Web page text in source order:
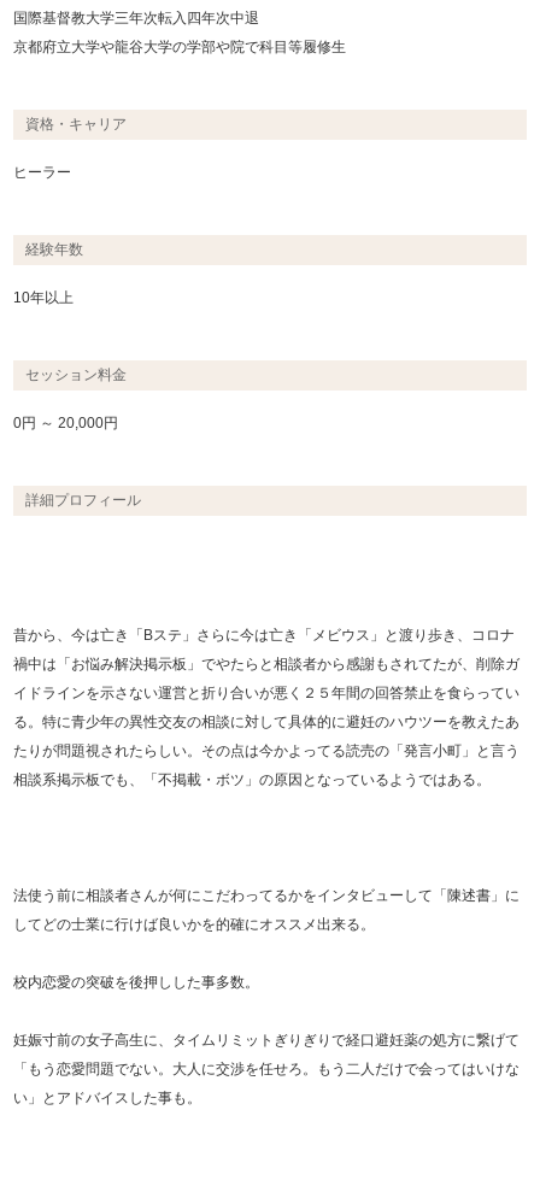
国際基督教大学三年次転入四年次中退
京都府立大学や龍谷大学の学部や院で科目等履修生
資格・キャリア
ヒーラー
経験年数
10年以上
セッション料金
0円 ～ 20,000円
詳細プロフィール
昔から、今は亡き「Bステ」さらに今は亡き「メビウス」と渡り歩き、コロナ
禍中は「お悩み解決掲示板」でやたらと相談者から感謝もされてたが、削除ガ
イドラインを示さない運営と折り合いが悪く２５年間の回答禁止を食らってい
る。特に青少年の異性交友の相談に対して具体的に避妊のハウツーを教えたあ
たりが問題視されたらしい。その点は今かよってる読売の「発言小町」と言う
相談系掲示板でも、「不掲載・ボツ」の原因となっているようではある。
法使う前に相談者さんが何にこだわってるかをインタビューして「陳述書」に
してどの士業に行けば良いかを的確にオススメ出来る。
校内恋愛の突破を後押しした事多数。
妊娠寸前の女子高生に、タイムリミットぎりぎりで経口避妊薬の処方に繋げて
「もう恋愛問題でない。大人に交渉を任せろ。もう二人だけで会ってはいけな
い」とアドバイスした事も。